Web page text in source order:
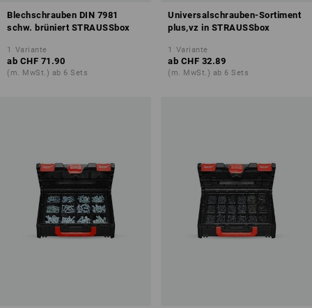
Blechschrauben DIN 7981
schw. brüniert STRAUSSbox
1 Variante
ab CHF 71.90
(m. MwSt.) ab 6 Sets
Universalschrauben-Sortiment
plus,vz in STRAUSSbox
1 Variante
ab CHF 32.89
(m. MwSt.) ab 6 Sets